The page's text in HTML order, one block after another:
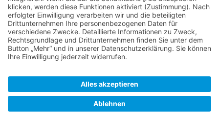
Unsere Öffnungszeiten
Montag bis Samstag:
10:00 Uhr – 19:00 Uhr
Pflichtangaben
Impressum
Datenschutzerklärung
Kontakt